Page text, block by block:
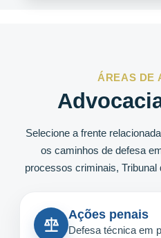
ÁREAS DE
Selecione a frente
os caminhos de defesa
processos criminais,
Ações penais
Defesa técnica em